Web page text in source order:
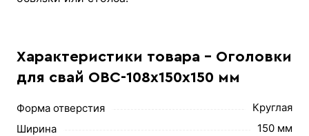
Характеристики товара - Оголовки
для свай ОВС-108х150х150 мм
Форма отверстия
Круглая
Ширина
150 мм